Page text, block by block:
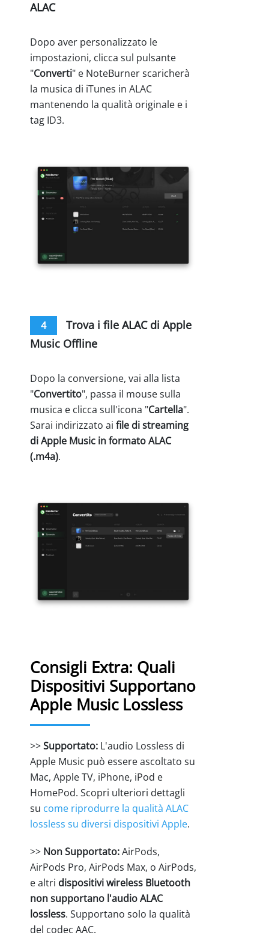
ALAC
Dopo aver personalizzato le
impostazioni, clicca sul pulsante
"Converti" e NoteBurner scaricherà
la musica di iTunes in ALAC
mantenendo la qualità originale e i
tag ID3.
4
Trova i file ALAC di Apple
Music Offline
Dopo la conversione, vai alla lista
"Convertito", passa il mouse sulla
musica e clicca sull'icona "Cartella".
Sarai indirizzato ai file di streaming
di Apple Music in formato ALAC
(.m4a).
Consigli Extra: Quali
Dispositivi Supportano
Apple Music Lossless
>>Supportato: L'audio Lossless di
Apple Music può essere ascoltato su
Mac, Apple TV, iPhone, iPod e
HomePod. Scopri ulteriori dettagli
su come riprodurre la qualità ALAC
lossless su diversi dispositivi Apple.
>> Non Supportato:AirPods,
AirPods Pro, AirPods Max, o AirPods,
e altri dispositivi wireless Bluetooth
non supportano l'audio ALAC
lossless. Supportano solo la qualità
del codec AAC.